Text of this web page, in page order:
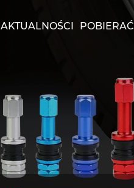
AKTUALNOŚCI POBIERAĆ